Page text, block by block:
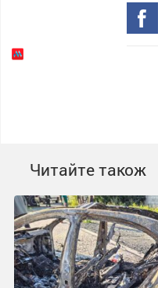
Читайте також